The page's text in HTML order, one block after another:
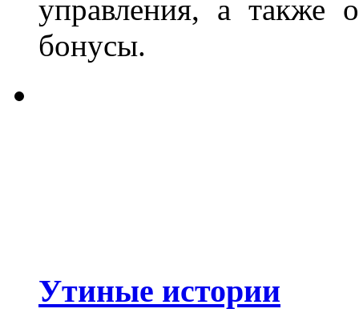
управления, а также
бонусы.
Утиные истории